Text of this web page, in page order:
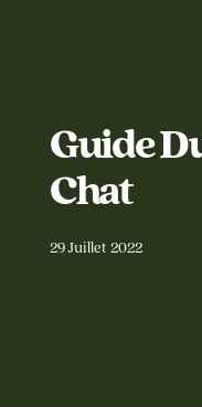
Guide
Chat
29 Juillet 2022